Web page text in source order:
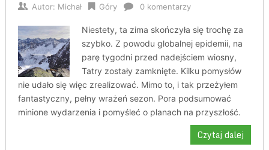
Autor: Michał Góry 0 komentarzy
Niestety, ta zima skończyła się trochę za
szybko. Z powodu globalnej epidemii, na
parę tygodni przed nadejściem wiosny,
Tatry zostały zamknięte. Kilku pomysłów
nie udało się więc zrealizować. Mimo to, i tak przeżyłem
fantastyczny, pełny wrażeń sezon. Pora podsumować
minione wydarzenia i pomyśleć o planach na przyszłość.
Czytaj dalej